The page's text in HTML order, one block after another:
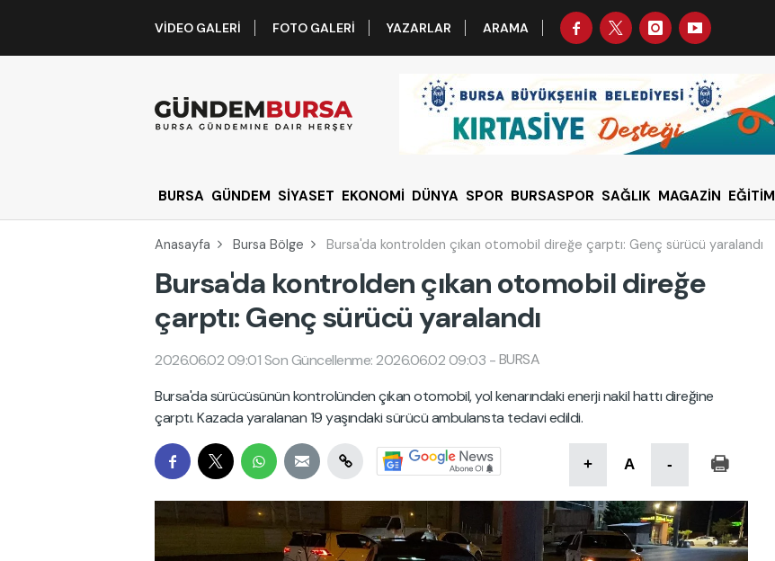
VIDEO GALERI FOTO GALERI YAZARLAR ARAMA
BURSA GÜNDEM SİYASET EKONOMİ DÜNYA SPOR BURSASPOR SAĞLIK MAGAZİN EĞİTİM
Anasayfa Bursa Bölge Bursa'da kontrolden çıkan otomobil direğe çarptı: Genç sürücü yaralandı
Bursa'da kontrolden çıkan otomobil direğe
çarptı: Genç sürücü yaralandı
2026.06.02 09:01 Son Güncellenme: 2026.06.02 09:03 -BURSA
Bursa'da sürücüsünün kontrolünden çıkan otomobil, yol kenarındaki enerji nakil hattı direğine
çarptı. Kazada yaralanan 19 yaşındaki sürücü ambulansta tedavi edildi.
+ A -